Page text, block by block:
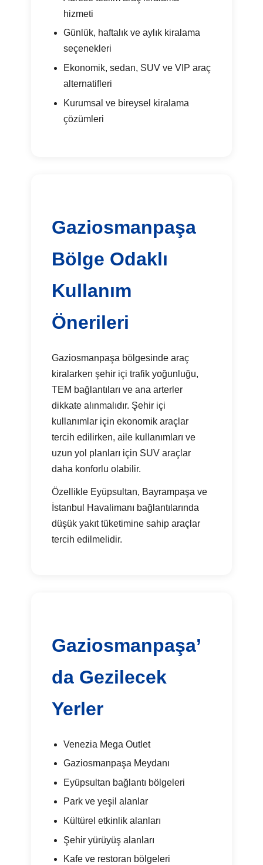
hizmeti
Günlük, haftalık ve aylık kiralama
seçenekleri
Ekonomik, sedan, SUV ve VIP araç
alternatifleri
Kurumsal ve bireysel kiralama
çözümleri
Gaziosmanpaşa
Bölge Odaklı
Kullanım
Önerileri
Gaziosmanpaşa bölgesinde araç
kiralarken şehir içi trafik yoğunluğu,
TEM bağlantıları ve ana arterler
dikkate alınmalıdır. Şehir içi
kullanımlar için ekonomik araçlar
tercih edilirken, aile kullanımları ve
uzun yol planları için SUV araçlar
daha konforlu olabilir.
Özellikle Eyüpsultan, Bayrampaşa ve
İstanbul Havalimanı bağlantılarında
düşük yakıt tüketimine sahip araçlar
tercih edilmelidir.
Gaziosmanpaşa’
da Gezilecek
Yerler
Venezia Mega Outlet
Gaziosmanpaşa Meydanı
Eyüpsultan bağlantı bölgeleri
Park ve yeşil alanlar
Kültürel etkinlik alanları
Şehir yürüyüş alanları
Kafe ve restoran bölgeleri